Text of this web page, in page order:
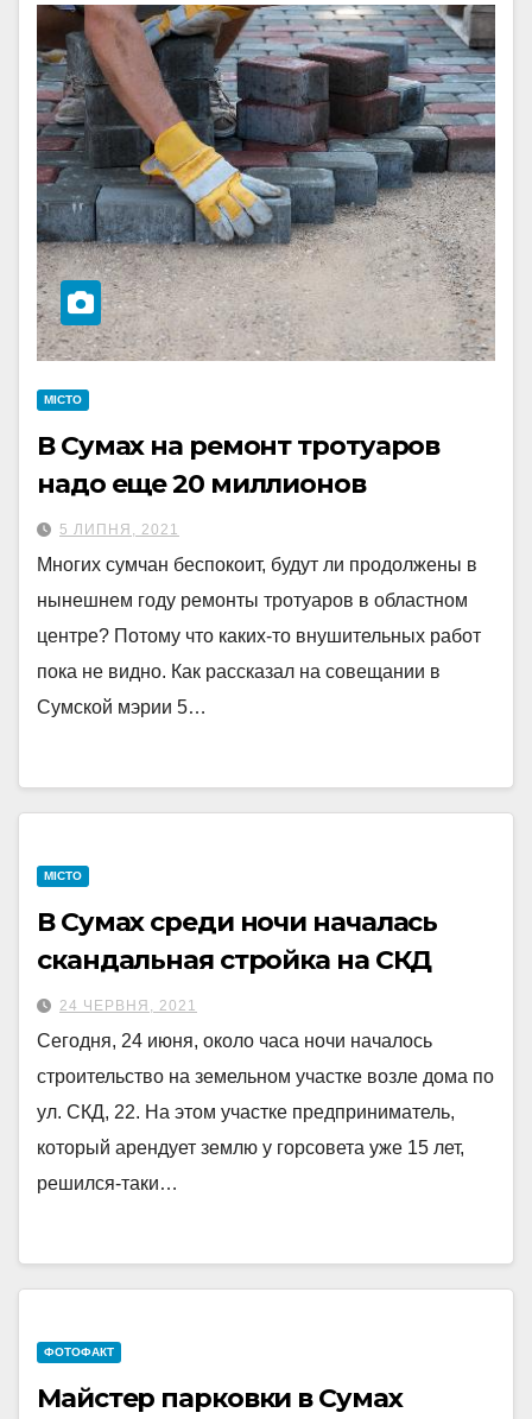
МІСТО
В Сумах на ремонт тротуаров
надо еще 20 миллионов
5 ЛИПНЯ, 2021
Многих сумчан беспокоит, будут ли продолжены в
нынешнем году ремонты тротуаров в областном
центре? Потому что каких-то внушительных работ
пока не видно. Как рассказал на совещании в
Сумской мэрии 5…
МІСТО
В Сумах среди ночи началась
скандальная стройка на СКД
24 ЧЕРВНЯ, 2021
Сегодня, 24 июня, около часа ночи началось
строительство на земельном участке возле дома по
ул. СКД, 22. На этом участке предприниматель,
который арендует землю у горсовета уже 15 лет,
решился-таки…
ФОТОФАКТ
Майстер парковки в Сумах